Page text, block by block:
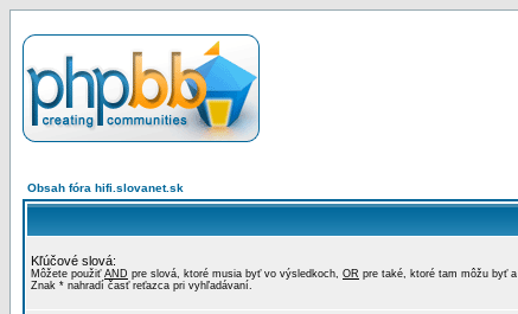
Obsah fóra hifi.slovanet.sk
Kľúčové slová:
Môžete použiť AND pre slová, ktoré musia byť vo výsledkoch, OR pre také, ktoré tam môžu byť a
Znak * nahradí časť reťazca pri vyhľadávaní.